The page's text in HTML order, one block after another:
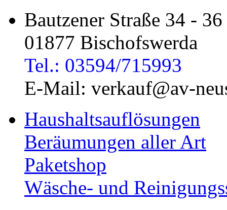
Bautzener Straße 34 - 36
01877 Bischofswerda
Tel.: 03594/715993
E-Mail: verkauf@av-
Haushaltsauflösungen
Beräumungen aller Art
Paketshop
Wäsche- und